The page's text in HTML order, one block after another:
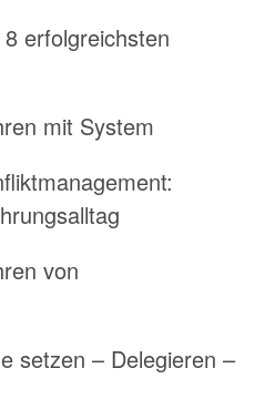
8 erfolgreichsten
mit System
von
setzen – Delegieren –